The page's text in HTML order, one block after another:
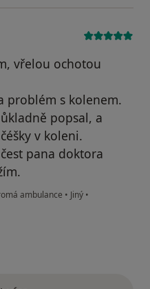
vřelou ochotou
problém s kolenem.
popsal, a
v koleni.
pana doktora
ambulance • Jiný •